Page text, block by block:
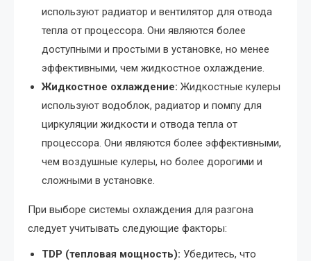
используют радиатор и вентилятор для отвода
тепла от процессора. Они являются более
доступными и простыми в установке, но менее
эффективными, чем жидкостное охлаждение.
Жидкостное охлаждение: Жидкостные кулеры
используют водоблок, радиатор и помпу для
циркуляции жидкости и отвода тепла от
процессора. Они являются более эффективными,
чем воздушные кулеры, но более дорогими и
сложными в установке.
При выборе системы охлаждения для разгона
следует учитывать следующие факторы:
TDP (тепловая мощность): Убедитесь, что